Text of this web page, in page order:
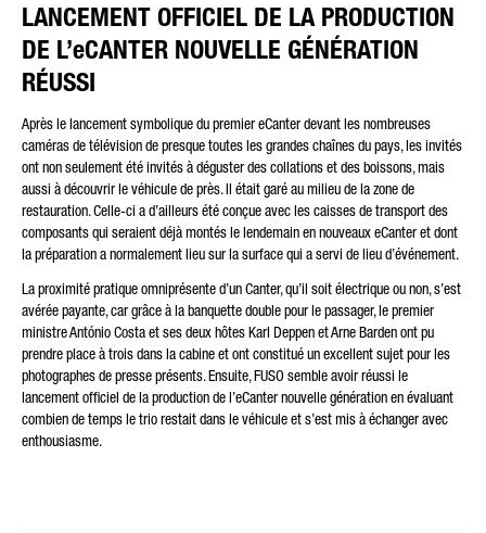
LANCEMENT OFFICIEL DE LA PRODUCTION
DE L’eCANTER NOUVELLE GÉNÉRATION
RÉUSSI
Après le lancement symbolique du premier eCanter devant les nombreuses
caméras de télévision de presque toutes les grandes chaînes du pays, les invités
ont non seulement été invités à déguster des collations et des boissons, mais
aussi à découvrir le véhicule de près. Il était garé au milieu de la zone de
restauration. Celle-ci a d’ailleurs été conçue avec les caisses de transport des
composants qui seraient déjà montés le lendemain en nouveaux eCanter et dont
la préparation a normalement lieu sur la surface qui a servi de lieu d’événement.
La proximité pratique omniprésente d’un Canter, qu’il soit électrique ou non, s’est
avérée payante, car grâce à la banquette double pour le passager, le premier
ministre António Costa et ses deux hôtes Karl Deppen et Arne Barden ont pu
prendre place à trois dans la cabine et ont constitué un excellent sujet pour les
photographes de presse présents. Ensuite, FUSO semble avoir réussi le
lancement officiel de la production de l’eCanter nouvelle génération en évaluant
combien de temps le trio restait dans le véhicule et s’est mis à échanger avec
enthousiasme.